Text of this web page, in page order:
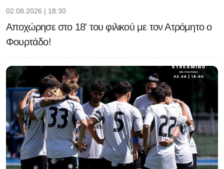
02.08.2026 | 18:30
Αποχώρησε στο 18' του φιλικού με τον Ατρόμητο ο
Φουρτάδο!